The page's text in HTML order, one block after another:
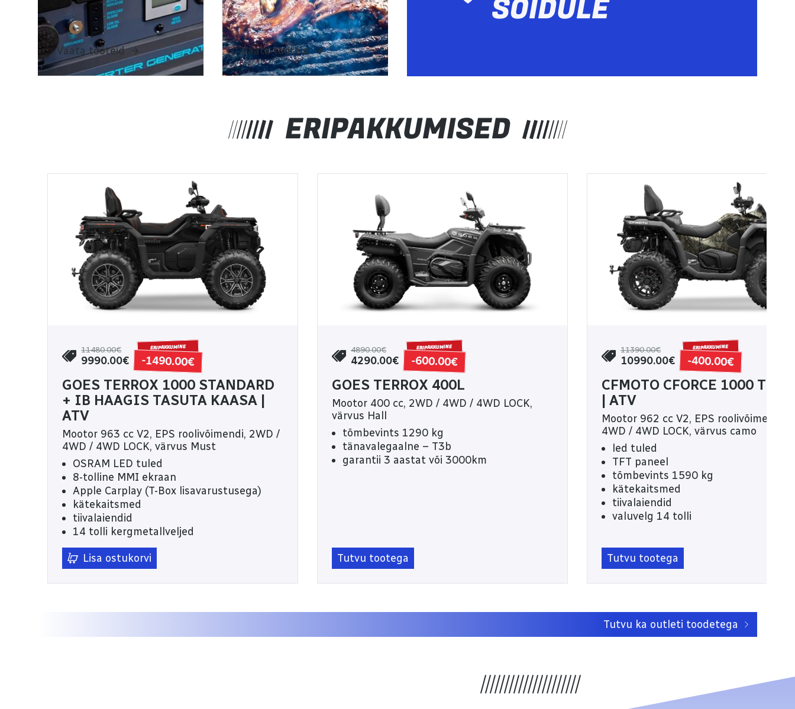
Vaata tooteid Vaata tooteid
SÕIDULE
ERIPAKKUMISED
11480.00€
9990.00€ -1490.00€
ERIPAKKUMINE
GOES TERROX 1000 STANDARD
+ IB HAAGIS TASUTA KAASA |
ATV
Mootor 963 cc V2, EPS roolivõimendi, 2WD /
4WD / 4WD LOCK, värvus Must
OSRAM LED tuled
8-tolline MMI ekraan
Apple Carplay (T-Box lisavarustusega)
kätekaitsmed
tiivalaiendid
14 tolli kergmetallveljed
tänavalegaalne – T3b
garantii 3 aastat või 10000km
Lisa ostukorvi
4890.00€
4290.00€ -600.00€
ERIPAKKUMINE
GOES TERROX 400L
Mootor 400 cc, 2WD / 4WD / 4WD LOCK,
värvus Hall
tõmbevints 1290 kg
tänavalegaalne – T3b
garantii 3 aastat või 3000km
Tutvu tootega
11390.00€
10990.00€ -400.00€
ERIPAKKUMINE
CFMOTO CFORCE 1000
| ATV
Mootor 962 cc V2, EPS roolivõimendi,
4WD / 4WD LOCK, värvus camo
led tuled
TFT paneel
tõmbevints 1590 kg
kätekaitsmed
tiivalaiendid
valuvelg 14 tolli
Tutvu tootega
Tutvu ka outleti toodetega